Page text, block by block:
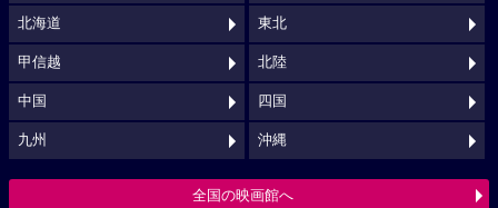
北海道 東北
甲信越 北陸
中国 四国
九州 沖縄
全国の映画館へ